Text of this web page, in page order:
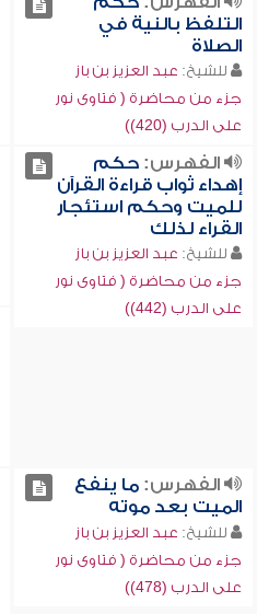
التلفظ بالنية في
الصلاة
للشيخ: عبد العزيز بن باز
جزء من محاضرة ( فتاوى نور
على الدرب (420))
الفهرس:حكم
إهداء ثواب قراءة القرآن
للميت وحكم استئجار
القراء لذلك
للشيخ: عبد العزيز بن باز
جزء من محاضرة ( فتاوى نور
على الدرب (442))
الفهرس:ما ينفع
الميت بعد موته
للشيخ: عبد العزيز بن باز
جزء من محاضرة ( فتاوى نور
على الدرب (478))